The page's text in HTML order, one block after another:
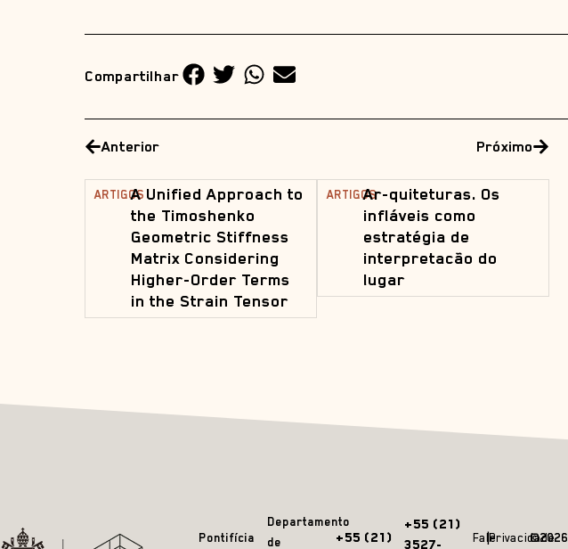
Compartilhar
Anterior
ARTIGOSA Unified Approach to
the Timoshenko
Geometric Stiffness
Matrix Considering
Higher-Order Terms
in the Strain Tensor
Próximo
ARTIGOSAr-quiteturas. Os
infláveis como
estratégia de
interpretacão do
lugar
Pontifícia
Departamento
de
+55 (21)
+55 (21)
3527-
FalePrivacidade
©2026